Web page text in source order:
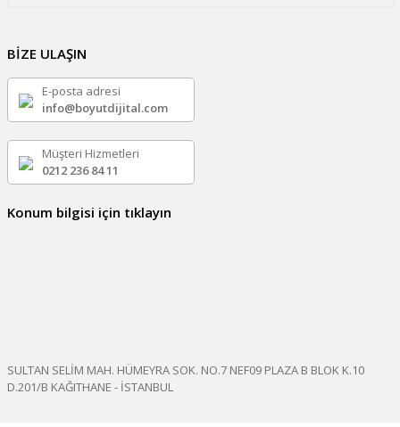
BİZE ULAŞIN
E-posta adresi
info@boyutdijital.com
Müşteri Hizmetleri
0212 236 84 11
Konum bilgisi için tıklayın
SULTAN SELİM MAH. HÜMEYRA SOK. NO.7 NEF09 PLAZA B BLOK K.10
D.201/B KAĞITHANE - İSTANBUL